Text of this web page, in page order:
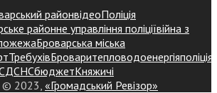
районвідеоПоліція
районне управління поліціївійна з
Броварська міська
ТребухівБроваритепловодоенергіяполіція
ДСНСбюджетКняжичі
© 2023, «Громадський Ревізор»